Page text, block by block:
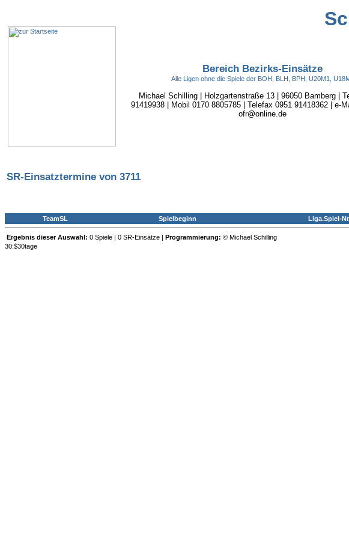
Bereich Bezirks-Einsätze
Alle Ligen ohne die Spiele der BOH, BLH, BPH, U20M1,
Michael Schilling | Holzgartenstraße 13 | 96050 Bamberg |
91419938 | Mobil 0170 8805785 | Telefax 0951 91418362 | e-
ofr@online.de
SR-Einsatztermine von 3711
TeamSL Spielbeginn Liga.Spiel-
Ergebnis dieser Auswahl: 0 Spiele | 0 SR-Einsätze | Programmierung: © Michael Schilling
30:$30tage